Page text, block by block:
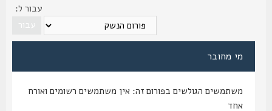
עבור ל:
מי מחובר
משתמשים הגולשים בפורום זה: אין משתמשים רשומים ואורח